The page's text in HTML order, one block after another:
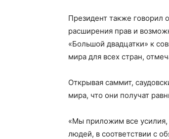
Президент также говорил
расширения прав и
«Большой двадцатки» к
мира для всех стран,
Открывая саммит,
мира, что они получат
«Мы приложим все
людей, в соответствии с